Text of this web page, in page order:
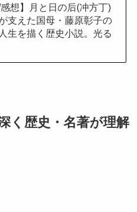
/感想】月と日の后(冲方丁)
支えた国母・藤原彰子の
生を描く歴史小説。光る
く歴史・名著が理解